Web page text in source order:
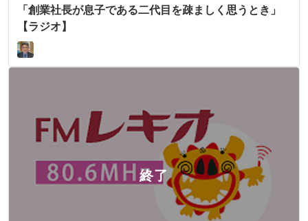
「創業社長が息子である二代目を疎ましく思うとき」
【ラジオ】